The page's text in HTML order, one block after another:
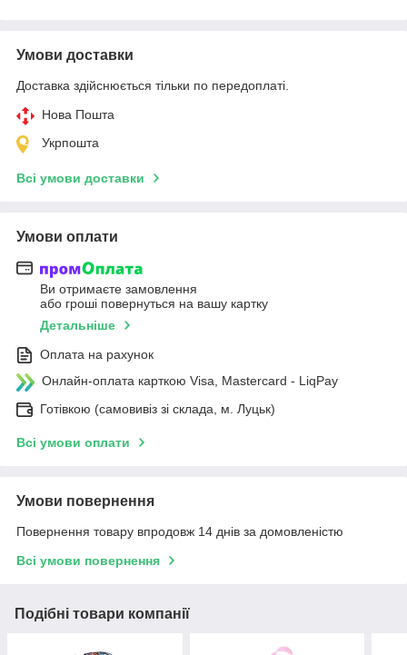
Умови доставки
Доставка здійснюється тільки по передоплаті.
Нова Пошта
Укрпошта
Всі умови доставки
Умови оплати
Ви отримаєте замовлення
або гроші повернуться на вашу картку
Детальніше
Оплата на рахунок
Онлайн-оплата карткою Visa, Mastercard - LiqPay
Готівкою (самовивіз зі склада, м. Луцьк)
Всі умови оплати
Умови повернення
Повернення товару впродовж 14 днів за домовленістю
Всі умови повернення
Подібні товари компанії